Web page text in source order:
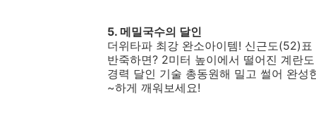
5. 메밀국수의 달인
더위타파 최강 완소아이템! 신근도(52)
반죽하면? 2미터 높이에서 떨어진 계란
경력 달인 기술 총동원해 밀고 썰어 완
~하게 깨워보세요!